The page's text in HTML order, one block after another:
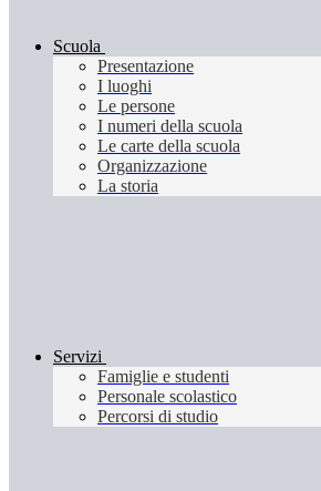
Scuola
Presentazione
I luoghi
Le persone
I numeri della scuola
Le carte della scuola
Organizzazione
La storia
Servizi
Famiglie e studenti
Personale scolastico
Percorsi di studio